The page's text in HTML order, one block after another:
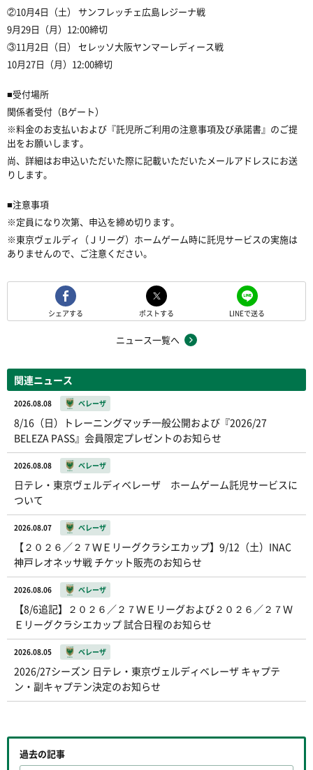
②10月4日（土） サンフレッチェ広島レジーナ戦
9月29日（月）12:00締切
③11月2日（日） セレッソ大阪ヤンマーレディース戦
10月27日（月）12:00締切
■受付場所
関係者受付（Bゲート）
※料金のお支払いおよび『託児所ご利用の注意事項及び承諾書』のご提
出をお願いします。
尚、詳細はお申込いただいた際に記載いただいたメールアドレスにお送
りします。
■注意事項
※定員になり次第、申込を締め切ります。
※東京ヴェルディ（Ｊリーグ）ホームゲーム時に託児サービスの実施は
ありませんので、ご注意ください。
シェアする ポストする LINEで送る
ニュース一覧へ
関連ニュース
2026.08.08 ベレーザ
8/16（日）トレーニングマッチ一般公開および『2026/27
BELEZA PASS』会員限定プレゼントのお知らせ
2026.08.08 ベレーザ
日テレ・東京ヴェルディベレーザ ホームゲーム託児サービスに
ついて
2026.08.07 ベレーザ
【２０２６／２７ＷＥリーグクラシエカップ】9/12（土）INAC
神戸レオネッサ戦 チケット販売のお知らせ
2026.08.06 ベレーザ
【8/6追記】２０２６／２７ＷＥリーグおよび２０２６／２７Ｗ
Ｅリーグクラシエカップ 試合日程のお知らせ
2026.08.05 ベレーザ
2026/27シーズン 日テレ・東京ヴェルディベレーザ キャプテ
ン・副キャプテン決定のお知らせ
過去の記事